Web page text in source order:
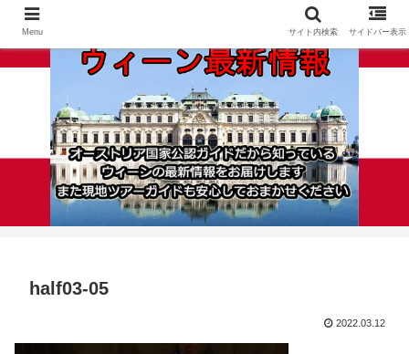
half03-05
2022.03.12
Menu サイト内検索 サイドバー表示